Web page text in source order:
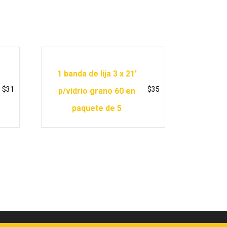
$31
1 banda de lija 3 x 21′
p/vidrio grano 60 en
paquete de 5
$35